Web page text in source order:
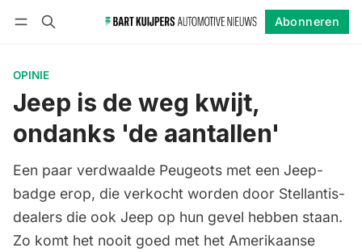
Abonneren
OPINIE
Jeep is de weg kwijt,
ondanks 'de aantallen'
Een paar verdwaalde Peugeots met een Jeep-
badge erop, die verkocht worden door Stellantis-
dealers die ook Jeep op hun gevel hebben staan.
Zo komt het nooit goed met het Amerikaanse